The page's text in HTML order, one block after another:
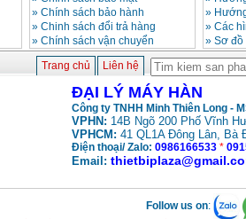
» Chính sách bảo hành
» Chinh sách đổi trả hàng
» Chính sách vận chuyển
»
» Các
» Sơ
Trang chủ Liên hệ
ĐẠI LÝ MÁY HÀN
Công ty TNHH Minh Thiên Long -
VPHN: 14B Ngõ 200 Phố Vĩnh
VPHCM: 41 QL1A Đông Lân, Bà
Điện thoại/ Zalo: 0986166533 *
Email:
Follow us on: